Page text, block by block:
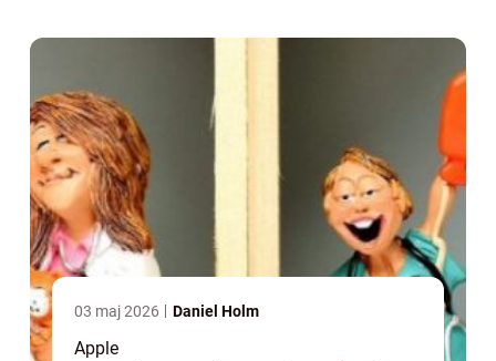
03 maj 2026 Daniel Holm
Apple